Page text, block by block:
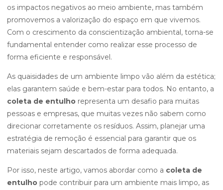
os impactos negativos ao meio ambiente, mas também
promovemos a valorização do espaço em que vivemos.
Com o crescimento da conscientização ambiental, torna-se
fundamental entender como realizar esse processo de
forma eficiente e responsável.
As quaisidades de um ambiente limpo vão além da estética;
elas garantem saúde e bem-estar para todos. No entanto, a
coleta de entulho representa um desafio para muitas
pessoas e empresas, que muitas vezes não sabem como
direcionar corretamente os resíduos. Assim, planejar uma
estratégia de remoção é essencial para garantir que os
materiais sejam descartados de forma adequada.
Por isso, neste artigo, vamos abordar como a coleta de
entulho pode contribuir para um ambiente mais limpo, as